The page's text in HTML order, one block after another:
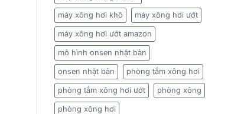
máy xông hơi khô máy xông hơi ướt
máy xông hơi ướt amazon
mô hình onsen nhật bản
onsen nhật bản phòng tắm xông hơi
phòng tắm xông hơi ướt phòng xông
phòng xông hơi